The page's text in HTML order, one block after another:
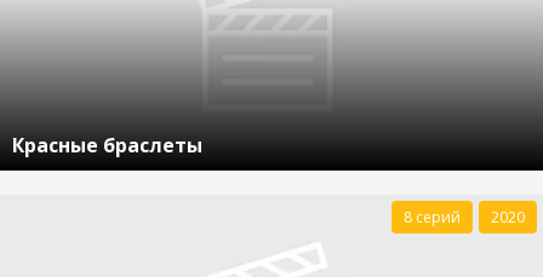
Красные браслеты
8 серий 2020